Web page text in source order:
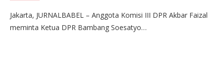
Jakarta, JURNALBABEL – Anggota Komisi III DPR Akbar Faizal
meminta Ketua DPR Bambang Soesatyo…